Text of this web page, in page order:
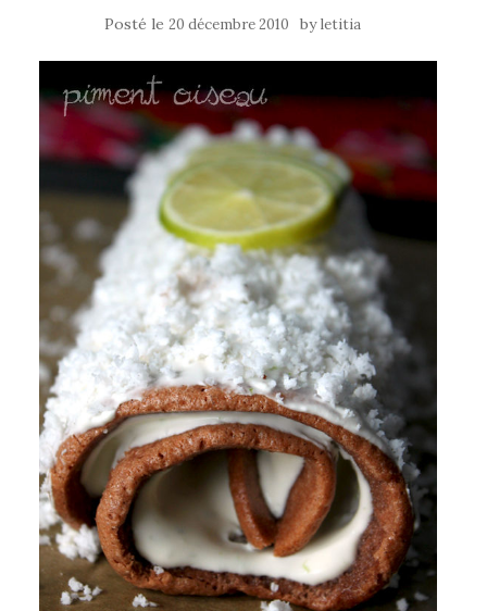
Posté le 20 décembre 2010 byletitia